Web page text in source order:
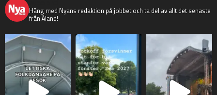
Häng med Nyans redaktion på jobbet och ta del av allt det senaste
från Åland!